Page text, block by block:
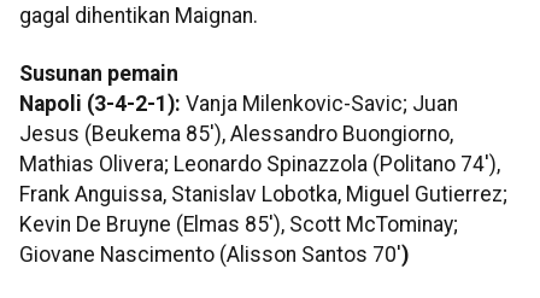
gagal dihentikan Maignan.
Susunan pemain
Napoli (3-4-2-1): Vanja Milenkovic-Savic; Juan
Jesus (Beukema 85'), Alessandro Buongiorno,
Mathias Olivera; Leonardo Spinazzola (Politano 74'),
Frank Anguissa, Stanislav Lobotka, Miguel Gutierrez;
Kevin De Bruyne (Elmas 85'), Scott McTominay;
Giovane Nascimento (Alisson Santos 70')